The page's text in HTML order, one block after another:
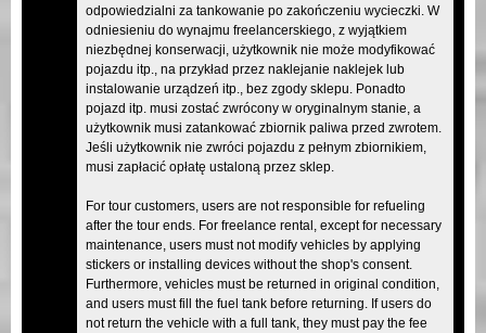
odpowiedzialni za tankowanie po zakończeniu wycieczki. W
odniesieniu do wynajmu freelancerskiego, z wyjątkiem
niezbędnej konserwacji, użytkownik nie może modyfikować
pojazdu itp., na przykład przez naklejanie naklejek lub
instalowanie urządzeń itp., bez zgody sklepu. Ponadto
pojazd itp. musi zostać zwrócony w oryginalnym stanie, a
użytkownik musi zatankować zbiornik paliwa przed zwrotem.
Jeśli użytkownik nie zwróci pojazdu z pełnym zbiornikiem,
musi zapłacić opłatę ustaloną przez sklep.
For tour customers, users are not responsible for refueling
after the tour ends. For freelance rental, except for necessary
maintenance, users must not modify vehicles by applying
stickers or installing devices without the shop's consent.
Furthermore, vehicles must be returned in original condition,
and users must fill the fuel tank before returning. If users do
not return the vehicle with a full tank, they must pay the fee